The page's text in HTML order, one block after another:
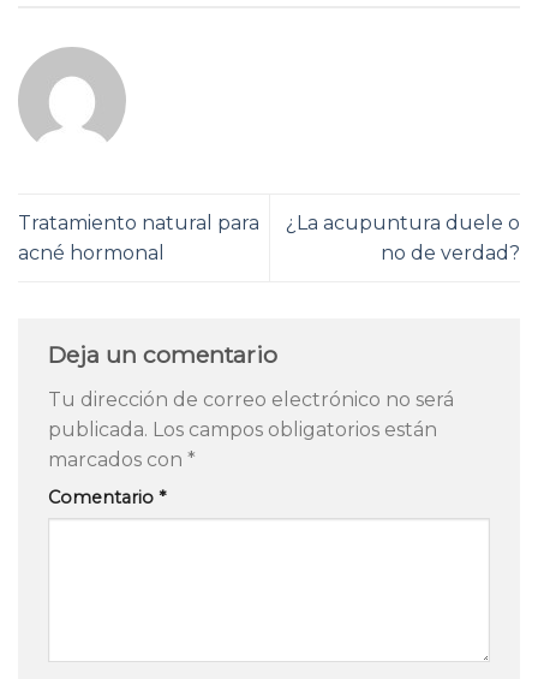
Tratamiento natural para
acné hormonal
¿La acupuntura duele o
no de verdad?
Deja un comentario
Tu dirección de correo electrónico no será
publicada. Los campos obligatorios están
marcados con *
Comentario *